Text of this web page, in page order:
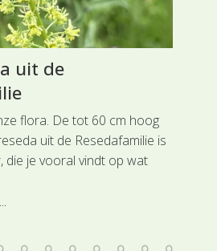
uit de
flora. De tot 60 cm hoog
uit de Resedafamilie is
die je vooral vindt op wat
nogal eens overstroming